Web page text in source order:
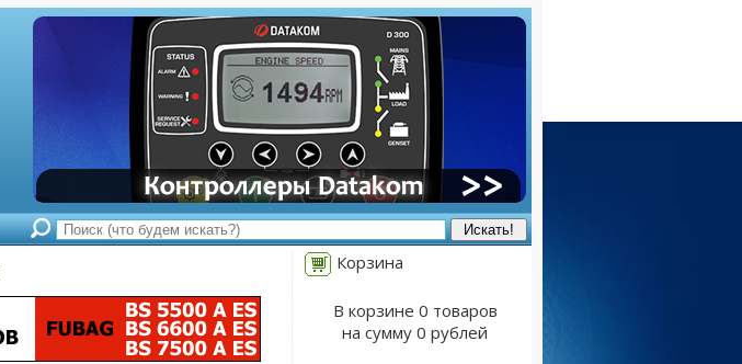
Корзина
В корзине 0 товаров
на сумму 0 рублей